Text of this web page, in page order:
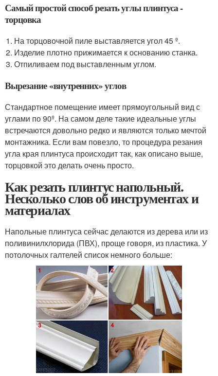
Самый простой способ резать углы плинтуса -
торцовка
На торцовочной пиле выставляется угол 45 º.
Изделие плотно прижимается к основанию станка.
Отпиливаем под выставленным углом.
Вырезание «внутренних» углов
Стандартное помещение имеет прямоугольный вид с
углами по 90º. На самом деле такие идеальные углы
встречаются довольно редко и являются только мечтой
монтажника. Если вам повезло, то процедура резания
угла края плинтуса происходит так, как описано выше,
торцовкой это делать очень просто.
Как резать плинтус напольный.
Несколько слов об инструментах и
материалах
Напольные плинтуса сейчас делаются из дерева или из
поливинилхлорида (ПВХ), проще говоря, из пластика. У
потолочных галтелей список немного больше: